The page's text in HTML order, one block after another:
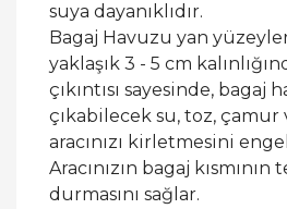
suya dayanıklıdır.
Bagaj Havuzu yan
yaklaşık 3 - 5 cm
çıkıntısı sayesinde, bagaj
çıkabilecek su, toz,
aracınızı kirletmesini
Aracınızın bagaj
durmasını sağlar.